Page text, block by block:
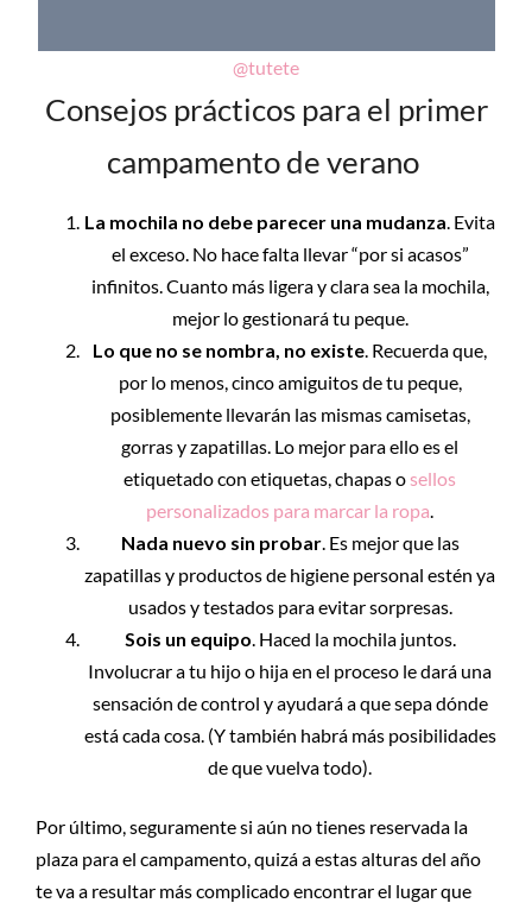
@tutete
Consejos prácticos para el primer
campamento de verano
La mochila no debe parecer una mudanza. Evita
el exceso. No hace falta llevar “por si acasos”
infinitos. Cuanto más ligera y clara sea la mochila,
mejor lo gestionará tu peque.
Lo que no se nombra, no existe. Recuerda que,
por lo menos, cinco amiguitos de tu peque,
posiblemente llevarán las mismas camisetas,
gorras y zapatillas. Lo mejor para ello es el
etiquetado con etiquetas, chapas o sellos
personalizados para marcar la ropa.
Nada nuevo sin probar. Es mejor que las
zapatillas y productos de higiene personal estén ya
usados y testados para evitar sorpresas.
Sois un equipo. Haced la mochila juntos.
Involucrar a tu hijo o hija en el proceso le dará una
sensación de control y ayudará a que sepa dónde
está cada cosa. (Y también habrá más posibilidades
de que vuelva todo).
Por último, seguramente si aún no tienes reservada la
plaza para el campamento, quizá a estas alturas del año
te va a resultar más complicado encontrar el lugar que